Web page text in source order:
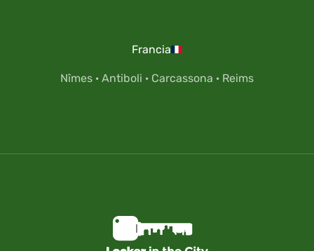
Francia
Nîmes · Antiboli · Carcassona · Reims